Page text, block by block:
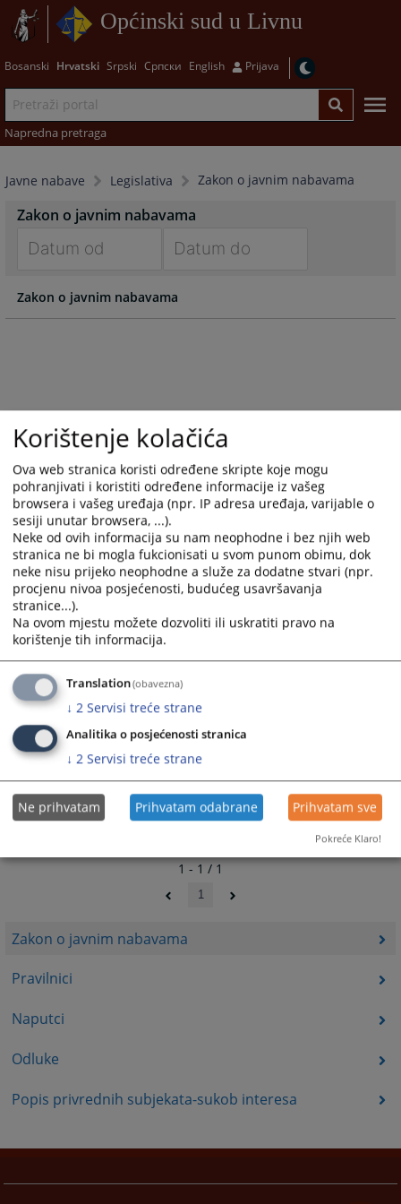
Općinski sud u Livnu
Bosanski Hrvatski Srpski Српски English Prijava
Napredna pretraga
Javne nabave Legislativa Zakon o javnim nabavama
Zakon o javnim nabavama
Pravilnici
Naputci
Odluke
Popis privrednih subjekata-sukob interesa
Zakon o javnim nabavama
forward
to
and
select
date.
Press
the
question
mark
key
to
get
the
keyboard
shortcuts
for
changing
dates.
forward
to
and
select
date.
Press
the
question
mark
key
to
get
the
for
changing
dates.
Zakon o javnim nabavama
1 - 1 / 1
1
Korištenje kolačića
Ova web stranica koristi određene skripte koje mogu
pohranjivati i koristiti određene informacije iz vašeg
browsera i vašeg uređaja (npr. IP adresa uređaja, varijable o
sesiji unutar browsera, ...).
Neke od ovih informacija su nam neophodne i bez njih web
stranica ne bi mogla fukcionisati u svom punom obimu, dok
neke nisu prijeko neophodne a služe za dodatne stvari (npr.
procjenu nivoa posjećenosti, budućeg usavršavanja
stranice...).
Na ovom mjestu možete dozvoliti ili uskratiti pravo na
korištenje tih informacija.
Translation(obavezna)
↓ 2 Servisi treće strane
Analitika o posjećenosti stranica
↓ 2 Servisi treće strane
Ne prihvatam Prihvatam odabrane Prihvatam sve
Pokreće Klaro!